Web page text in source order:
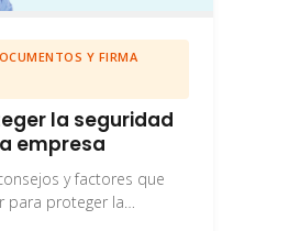
Y FIRMA
la seguridad
empresa
y factores que
para proteger la